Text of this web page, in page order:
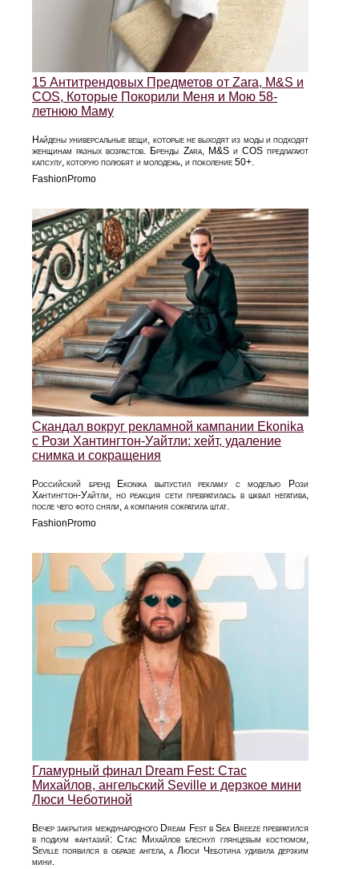
15 Антитрендовых Предметов от Zara, M&S и
COS, Которые Покорили Меня и Мою 58-
летнюю Маму
Найдены универсальные вещи, которые не выходят из моды и подходят
женщинам разных возрастов. Бренды Zara, M&S и COS предлагают
капсулу, которую полюбят и молодежь, и поколение 50+.
FashionPromo
Скандал вокруг рекламной кампании Ekonika
с Рози Хантингтон‑Уайтли: хейт, удаление
снимка и сокращения
Российский бренд Ekonika выпустил рекламу с моделью Рози
Хантингтон‑Уайтли, но реакция сети превратилась в шквал негатива,
после чего фото сняли, а компания сократила штат.
FashionPromo
Гламурный финал Dream Fest: Стас
Михайлов, ангельский Seville и дерзкое мини
Люси Чеботиной
Вечер закрытия международного Dream Fest в Sea Breeze превратился
в подиум фантазий: Стас Михайлов блеснул глянцевым костюмом,
Seville появился в образе ангела, а Люси Чеботина удивила дерзким
мини.